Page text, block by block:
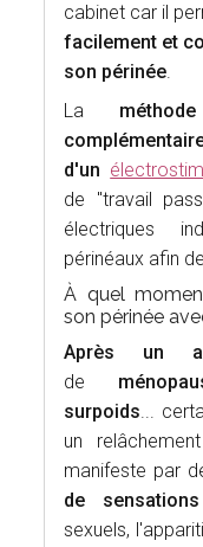
cabinet car il
facilement et
son périnée.
La
d'un
de "travail
électriques
périnéaux afin
À quel
son périnée
Après un
de
surpoids...
un
manifeste par
de
sexuels,